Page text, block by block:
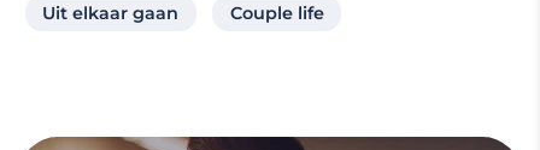
Uit elkaar gaan Couple life